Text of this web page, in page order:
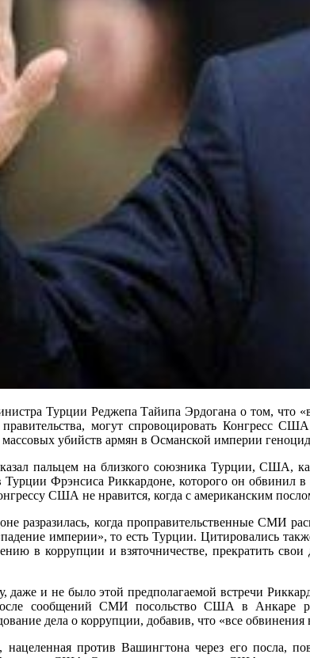
Турции Реджепа Тайипа Эрдогана о том, что
правительства, могут спровоцировать Конгресс
убийств армян в Османской империи
пальцем на близкого союзника Турции, США,
Фрэнсиса Риккардоне, которого он обвинил
США не нравится, когда с американским
разразилась, когда проправительственные СМИ
империи», то есть Турции. Цитировались
в коррупции и взяточничестве, прекратить
даже и не было этой предполагаемой встречи
сообщений СМИ посольство США в Анкаре
дела о коррупции, добавив, что «все обвинения
против Вашингтона через его посла,